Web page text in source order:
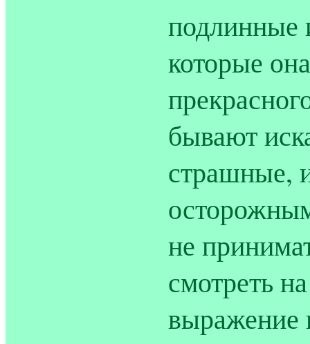
подлинные
которые
бывают
страшные,
не
смотреть
выражение